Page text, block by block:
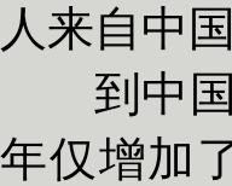
人来自中国
到中国
年仅增加